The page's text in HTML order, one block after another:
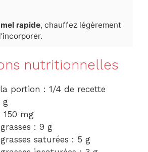
rapide, chauffez légèrement
nutritionnelles
portion : 1/4 de recette
g
150 mg
: 9 g
saturées : 5 g